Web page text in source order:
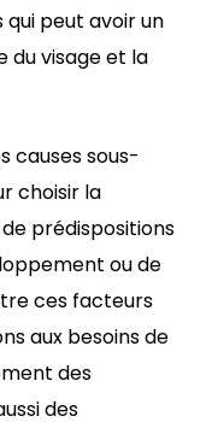
qui peut avoir un
du visage et la
causes sous-
choisir la
de prédispositions
ou de
ces facteurs
aux besoins de
des
des